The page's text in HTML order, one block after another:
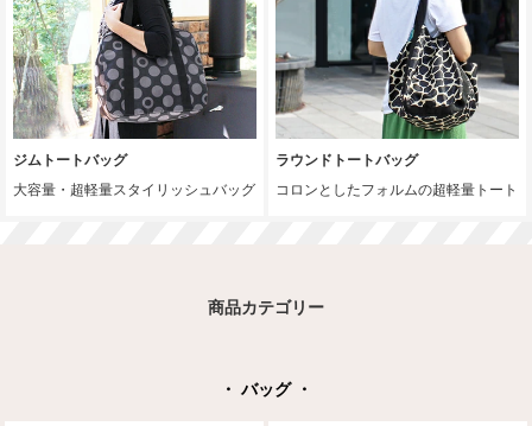
ジムトートバッグ
大容量・超軽量スタイリッシュバッグ
ラウンドトートバッグ
コロンとしたフォルムの超軽量トート
商品カテゴリー
・ バッグ ・